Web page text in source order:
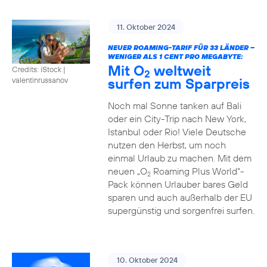
Credits: iStock |
valentinrussanov
11. Oktober 2024
NEUER ROAMING-TARIF FÜR 33 LÄNDER –
WENIGER ALS 1 CENT PRO MEGABYTE:
Mit O2 weltweit
surfen zum Sparpreis
Noch mal Sonne tanken auf Bali
oder ein City-Trip nach New York,
Istanbul oder Rio! Viele Deutsche
nutzen den Herbst, um noch
einmal Urlaub zu machen. Mit dem
neuen „O2Roaming Plus World“-
Pack können Urlauber bares Geld
sparen und auch außerhalb der EU
supergünstig und sorgenfrei surfen.
10. Oktober 2024